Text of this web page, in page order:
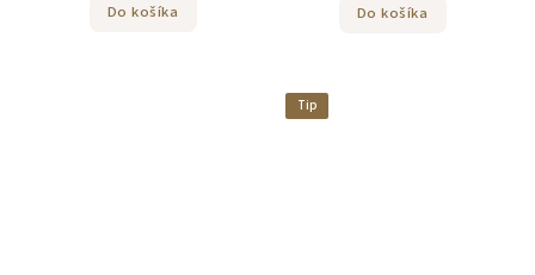
Do košíka Do košíka
Tip